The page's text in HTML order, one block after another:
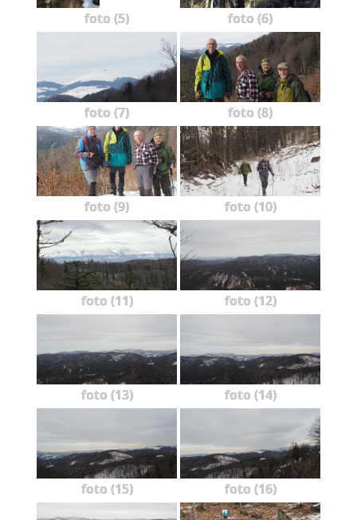
foto (5) foto (6)
foto (7) foto (8)
foto (9) foto (10)
foto (11) foto (12)
foto (13) foto (14)
foto (15) foto (16)